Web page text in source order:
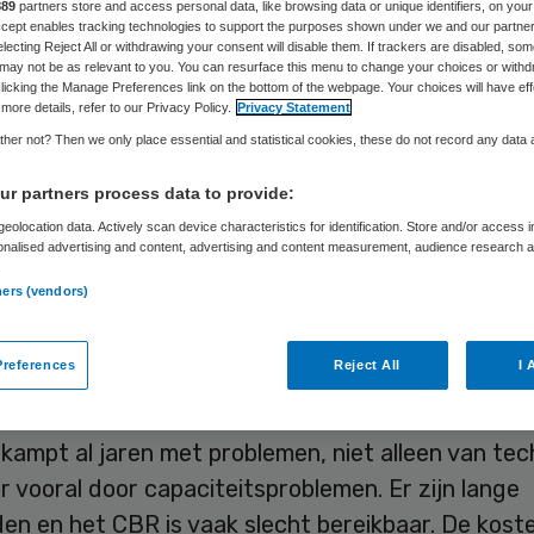
Skipr Redactie 15 augustus 2019,07:06 50 keer gelezen
de wereld uit helpen. Het inscannen en
formulieren gaat soms fout waardoor
in dossiers van anderen zijn beland. In zeker 71
van huisartsen en specialisten
al jaren met problemen, niet alleen van
vooral door capaciteitsproblemen. Er zijn lange
en het CBR is vaak slecht bereikbaar. De
partners store and access personal data, like browsing data or unique identifiers, on your
enables tracking technologies to support the purposes shown under we and our
Reject All or withdrawing your consent will disable them. If trackers are disabled,
not be as relevant to you. You can resurface this menu to change your choices or
the Manage Preferences link on the bottom of the webpage. Your choices will have
details, refer to our Privacy Policy. Privacy Statement
not? Then we only place essential and statistical cookies, these do not record any data
partners process data to provide:
data. Actively scan device characteristics for identification. Store and/or access
advertising and content, advertising and content measurement, audience research
(vendors)
Reject All I